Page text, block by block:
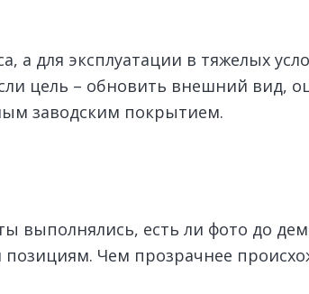
а для эксплуатации в тяжелых
цель – обновить внешний вид,
заводским покрытием.
выполнялись, есть ли фото до
Чем прозрачнее